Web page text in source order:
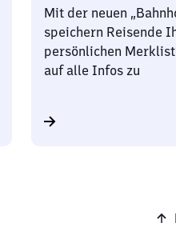
Mit der neuen
speichern Reisende
persönlichen
auf alle Infos zu